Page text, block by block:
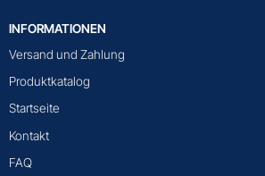
INFORMATIONEN
Versand und Zahlung
Produktkatalog
Startseite
Kontakt
FAQ